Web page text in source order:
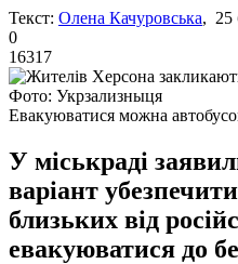
Текст: Олена Качуровська, 25
0
16317
Фото: Укрзализныця
Евакуюватися можна
У міськраді
варіант
близьких від
евакуюватися до